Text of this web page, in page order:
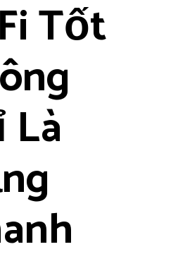
Tốt
Là